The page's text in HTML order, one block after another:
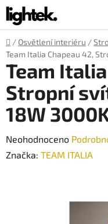
Přejít
na
obsah
Domů
/ Osvětlení interiéru /
Team Italia Chapeau 42,
Team
Stropní
18W
Průměrné
hodnocení
Neohodnoceno
Značka: TEAM ITALIA